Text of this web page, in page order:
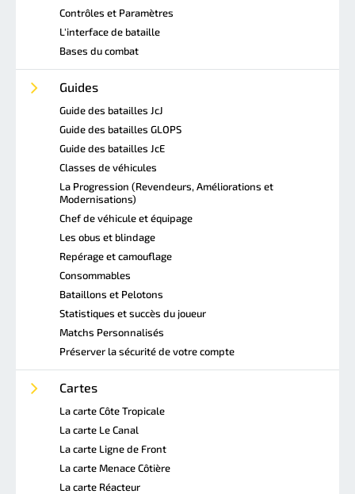
Contrôles et Paramètres
L'interface de bataille
Bases du combat
Guides
Guide des batailles JcJ
Guide des batailles GLOPS
Guide des batailles JcE
Classes de véhicules
La Progression (Revendeurs, Améliorations et
Modernisations)
Chef de véhicule et équipage
Les obus et blindage
Repérage et camouflage
Consommables
Bataillons et Pelotons
Statistiques et succès du joueur
Matchs Personnalisés
Préserver la sécurité de votre compte
Cartes
La carte Côte Tropicale
La carte Le Canal
La carte Ligne de Front
La carte Menace Côtière
La carte Réacteur